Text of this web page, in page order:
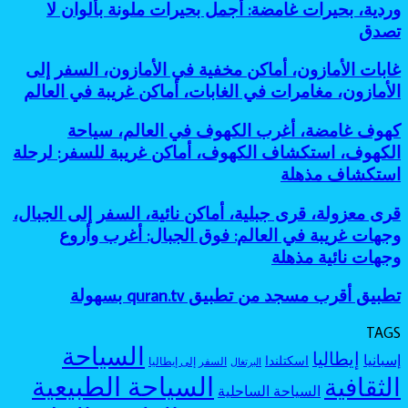
نائية
للمغامرين
غير
معروفة:
جزر
مخفية
كأنها
الخريطة
العالم،
أساطير
الغابات،
أماكن
مرعبة
للسفر،
غامضة
بحيرات
ملونة،
طبيعية
عجيبة،
بحيرة
وردية،
بحيرات
غامضة:
أجمل
ملونة
بألوان
لا
تصدق
وردية، بحيرات غامضة: أجمل بحيرات ملونة بألوان لا
تصدق
غابات
الأمازون،
أماكن
في
الأمازون،
السفر
إلى
الأمازون،
مغامرات
في
الغابات،
غريبة
في
العالم
غابات الأمازون، أماكن مخفية في الأمازون، السفر إلى
الأمازون، مغامرات في الغابات، أماكن غريبة في العالم
كهوف
غامضة،
أغرب
الكهوف
العالم،
سياحة
الكهوف،
استكشاف
أماكن
للسفر:
لرحلة
استكشاف
مذهلة
كهوف غامضة، أغرب الكهوف في العالم، سياحة
الكهوف، استكشاف الكهوف، أماكن غريبة للسفر: لرحلة
استكشاف مذهلة
قرى
معزولة،
قرى
جبلية،
نائية،
إلى
وجهات
غريبة
في
قرى معزولة، قرى جبلية، أماكن نائية، السفر إلى الجبال،
وجهات غريبة في العالم: فوق الجبال: أغرب وأروع
وجهات نائية مذهلة
تطبيق
مسجد
تطبيق
quran.tv
بسهولة
تطبيق أقرب مسجد من تطبيق quran.tv بسهولة
TAGS
إسبانيا إيطاليا اسكتلندا البرتغال السفر إلى إيطاليا
السياحة
الثقافية
السياحة الساحلية
السياحة الطبيعية